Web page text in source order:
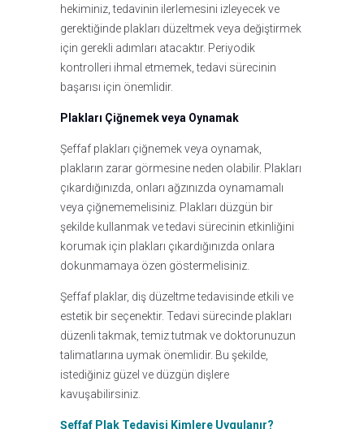
hekiminiz, tedavinin ilerlemesini izleyecek ve
gerektiğinde plakları düzeltmek veya değiştirmek
için gerekli adımları atacaktır. Periyodik
kontrolleri ihmal etmemek, tedavi sürecinin
başarısı için önemlidir.
Plakları Çiğnemek veya Oynamak
Şeffaf plakları çiğnemek veya oynamak,
plakların zarar görmesine neden olabilir. Plakları
çıkardığınızda, onları ağzınızda oynamamalı
veya çiğnememelisiniz. Plakları düzgün bir
şekilde kullanmak ve tedavi sürecinin etkinliğini
korumak için plakları çıkardığınızda onlara
dokunmamaya özen göstermelisiniz.
Şeffaf plaklar, diş düzeltme tedavisinde etkili ve
estetik bir seçenektir. Tedavi sürecinde plakları
düzenli takmak, temiz tutmak ve doktorunuzun
talimatlarına uymak önemlidir. Bu şekilde,
istediğiniz güzel ve düzgün dişlere
kavuşabilirsiniz.
Şeffaf Plak Tedavisi Kimlere Uygulanır?